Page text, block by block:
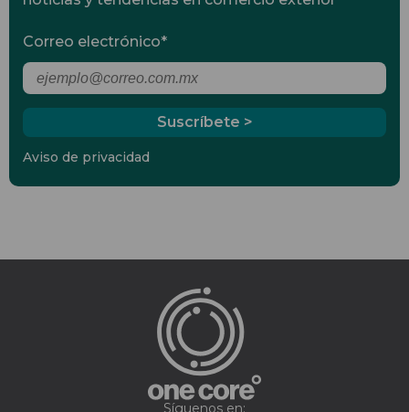
Correo electrónico*
Aviso de privacidad
Síguenos en: